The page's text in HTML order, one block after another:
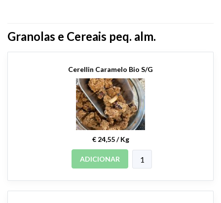
Granolas e Cereais peq. alm.
Cerellin Caramelo Bio S/G
€ 24,55 / Kg
ADICIONAR